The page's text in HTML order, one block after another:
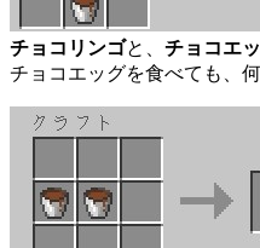
チョコリンゴと、 チョコエ
チョコエッグを食べても、